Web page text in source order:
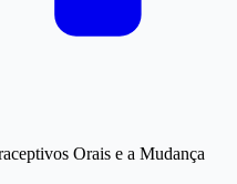
Orais e a Mudança